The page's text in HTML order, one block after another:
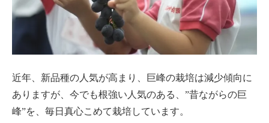
近年、新品種の人気が高まり、巨峰の栽培は減少傾向に
ありますが、今でも根強い人気のある、”昔ながらの巨
峰”を、毎日真心こめて栽培しています。